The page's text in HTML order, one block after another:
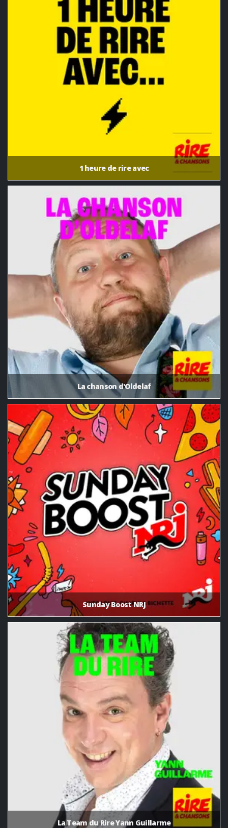
1 heure de rire avec
La chanson d'Oldelaf
Sunday Boost NRJ
La Team du Rire Yann Guillarme